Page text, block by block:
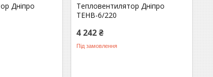
Дніпро
Тепловентилятор Дніпро
ТЕНВ-6/220
4 242 ₴
Під замовлення